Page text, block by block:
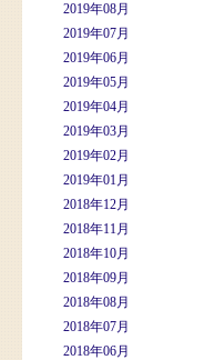
2019年08月
2019年07月
2019年06月
2019年05月
2019年04月
2019年03月
2019年02月
2019年01月
2018年12月
2018年11月
2018年10月
2018年09月
2018年08月
2018年07月
2018年06月